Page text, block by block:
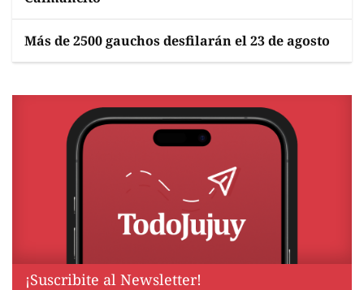
Más de 2500 gauchos desfilarán el 23 de agosto
¡Suscribite al Newsletter!